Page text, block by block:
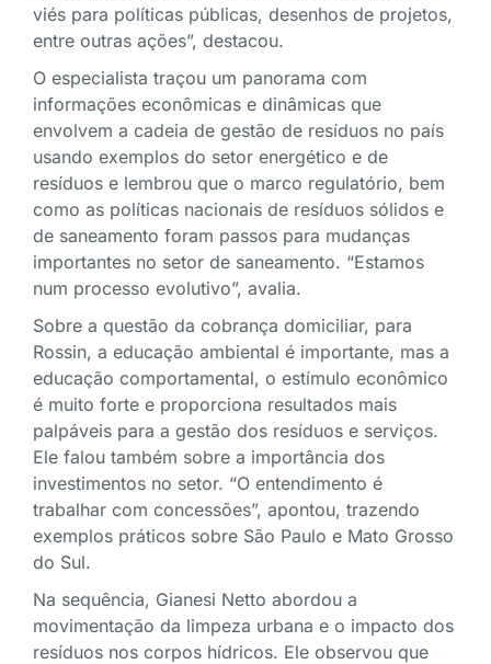
viés para políticas públicas, desenhos de projetos,
entre outras ações”, destacou.
O especialista traçou um panorama com
informações econômicas e dinâmicas que
envolvem a cadeia de gestão de resíduos no país
usando exemplos do setor energético e de
resíduos e lembrou que o marco regulatório, bem
como as políticas nacionais de resíduos sólidos e
de saneamento foram passos para mudanças
importantes no setor de saneamento. “Estamos
num processo evolutivo”, avalia.
Sobre a questão da cobrança domiciliar, para
Rossin, a educação ambiental é importante, mas a
educação comportamental, o estímulo econômico
é muito forte e proporciona resultados mais
palpáveis para a gestão dos resíduos e serviços.
Ele falou também sobre a importância dos
investimentos no setor. “O entendimento é
trabalhar com concessões”, apontou, trazendo
exemplos práticos sobre São Paulo e Mato Grosso
do Sul.
Na sequência, Gianesi Netto abordou a
movimentação da limpeza urbana e o impacto dos
resíduos nos corpos hídricos. Ele observou que